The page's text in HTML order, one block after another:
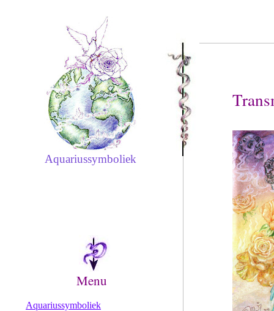
Aquariussymboliek
Menu
Aquariussymboliek